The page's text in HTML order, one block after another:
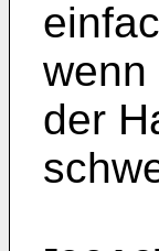
wenn
der